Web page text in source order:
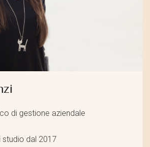
di gestione aziendale
dal 2017